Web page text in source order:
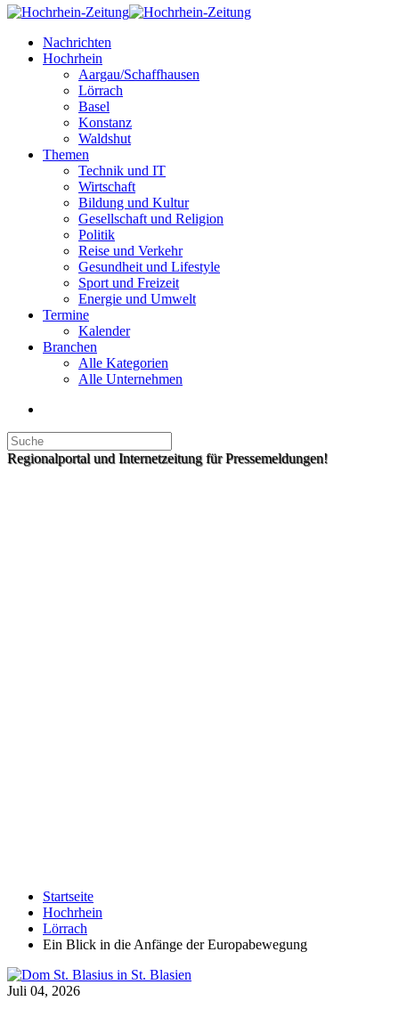
Nachrichten
Hochrhein
Aargau/Schaffhausen
Lörrach
Basel
Konstanz
Waldshut
Themen
Technik und IT
Wirtschaft
Bildung und Kultur
Gesellschaft und Religion
Politik
Reise und Verkehr
Gesundheit und Lifestyle
Sport und Freizeit
Energie und Umwelt
Termine
Kalender
Branchen
Alle Kategorien
Alle Unternehmen
Regionalportal und Internetzeitung für Pressemeldungen!
Startseite
Hochrhein
Lörrach
Ein Blick in die Anfänge der Europabewegung
Juli 04, 2026